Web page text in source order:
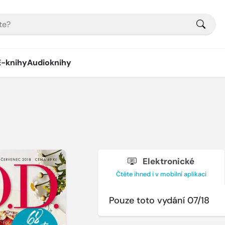
knihyAudioknihy
Elektronické
Čtěte ihned i v mobilní aplikaci
Pouze toto vydání 07/18